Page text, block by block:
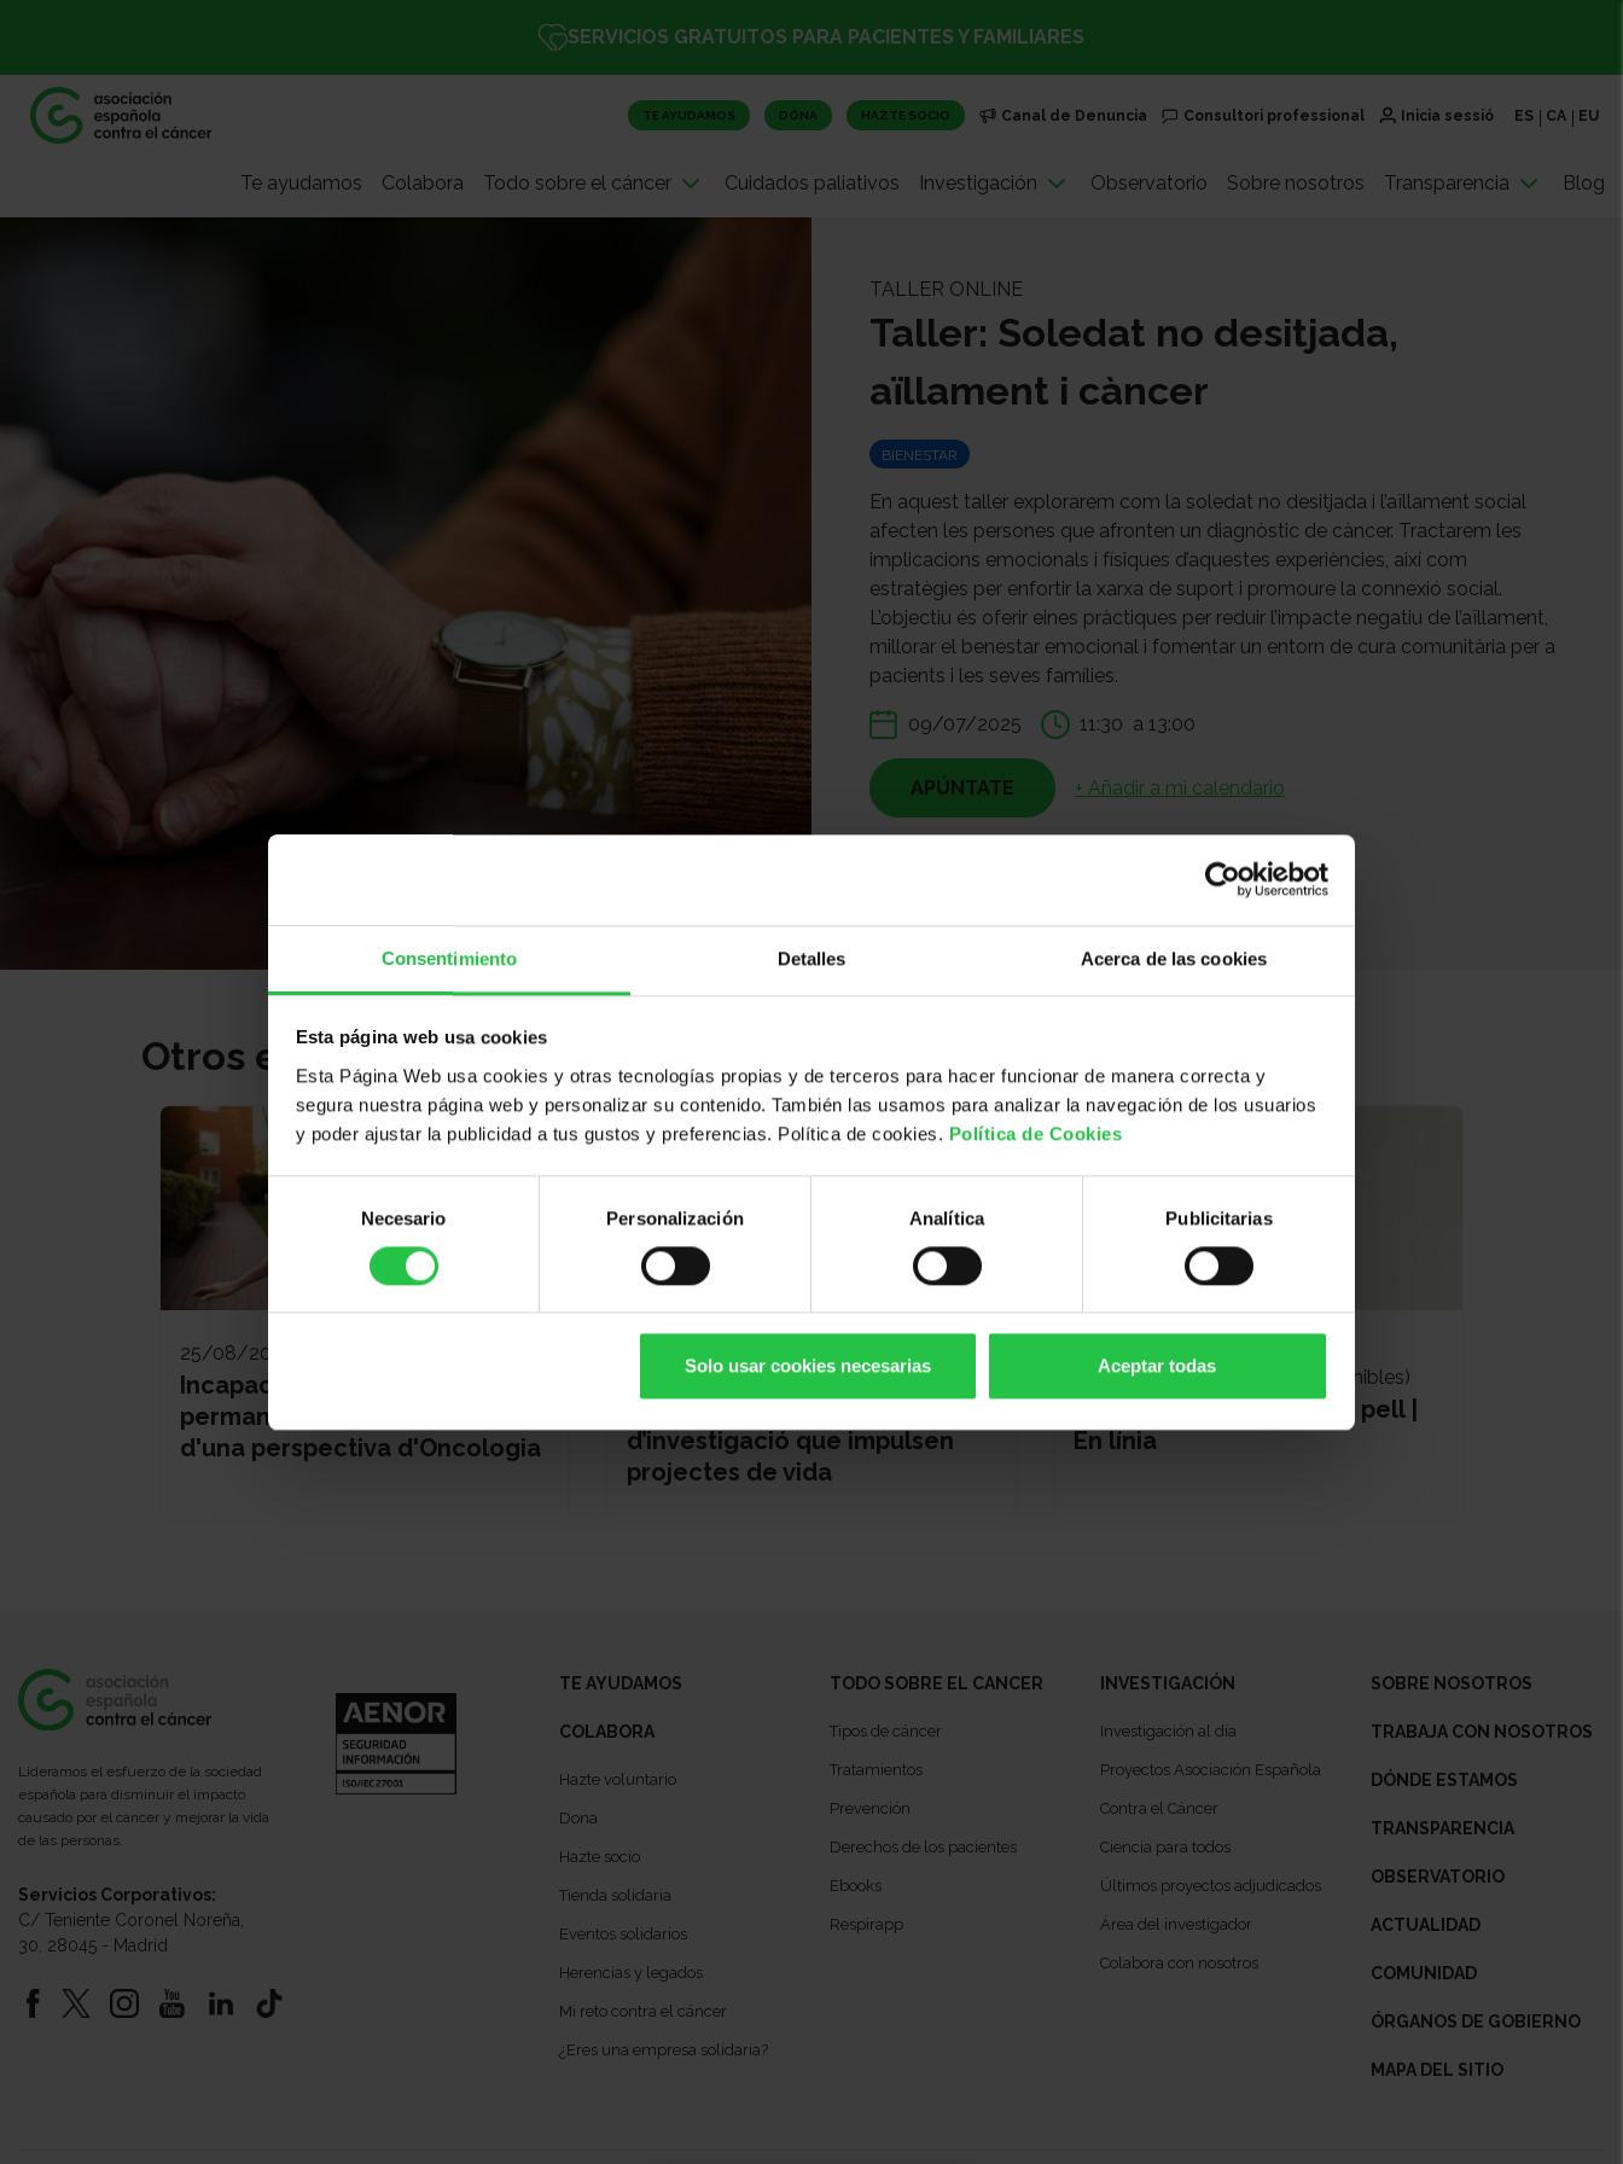
Consentimiento Detalles Acerca de las cookies
Esta página web usa cookies
Esta Página Web usa cookies y otras tecnologías propias y de terceros para hacer funcionar de manera correcta y
segura nuestra página web y personalizar su contenido. También las usamos para analizar la navegación de los usuarios
y poder ajustar la publicidad a tus gustos y preferencias. Política de cookies. Política de Cookies
consentimiento
Necesario Personalización Analítica Publicitarias
Solo usar cookies necesarias Aceptar todas
SERVICIOS GRATUITOS PARA PACIENTES Y FAMILIARES
TE AYUDAMOS DÓNA HAZTE SOCIO Canal de Denuncia Consultori professional Inicia sessió ES CA EU
Te ayudamos Colabora Todo sobre el cáncer Cuidados paliativos Investigación Observatorio Sobre nosotros Transparencia Blog
TALLER ONLINE
Taller: Soledat no desitjada,
aïllament i càncer
BIENESTAR
En aquest taller explorarem com la soledat no desitjada i l’aïllament social
afecten les persones que afronten un diagnòstic de càncer. Tractarem les
implicacions emocionals i físiques d’aquestes experiències, així com
estratègies per enfortir la xarxa de suport i promoure la connexió social.
L’objectiu és oferir eines pràctiques per reduir l’impacte negatiu de l’aïllament,
millorar el benestar emocional i fomentar un entorn de cura comunitària per a
pacients i les seves famílies.
09/07/2025 11:30 a 13:00
APÚNTATE + Añadir a mi calendario
Otros eventos
25/08/2026
Incapacitat temporal i
permanent per treballar des
d'una perspectiva d'Oncologia
Cáncer, investigación, ayudas a la
24/09/2026
d’investigació que impulsen
projectes de vida
Bienestar
14/10/2026 (Más fechas disponibles)
Pautes d'autocura de la pell |
En línia
Lideramos el esfuerzo de la sociedad
española para disminuir el impacto
causado por el cáncer y mejorar la vida
de las personas.
Servicios Corporativos:
C/ Teniente Coronel Noreña,
30, 28045 - Madrid
TE AYUDAMOS
COLABORA
Hazte voluntario
Dona
Hazte socio
Tienda solidaria
Eventos solidarios
Herencias y legados
Mi reto contra el cáncer
¿Eres una empresa solidaria?
TODO SOBRE EL CANCER
Tipos de cáncer
Tratamientos
Prevención
Derechos de los pacientes
Ebooks
Respirapp
INVESTIGACIÓN
Investigación al día
Proyectos Asociación Española
Contra el Cáncer
Ciencia para todos
Últimos proyectos adjudicados
Área del investigador
Colabora con nosotros
SOBRE NOSOTROS
TRABAJA CON NOSOTROS
DÓNDE ESTAMOS
TRANSPARENCIA
OBSERVATORIO
ACTUALIDAD
COMUNIDAD
ÓRGANOS DE GOBIERNO
MAPA DEL SITIO